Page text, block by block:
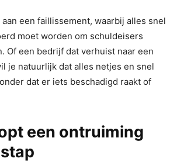
een faillissement, waarbij alles snel
moet worden om schuldeisers
Of een bedrijf dat verhuist naar een
je natuurlijk dat alles netjes en snel
dat er iets beschadigd raakt of
een ontruiming